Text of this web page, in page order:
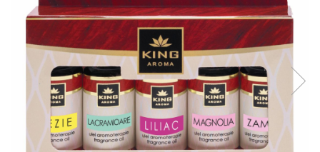
Accesorii și Difuzoare
Difuzoare Uleiuri Clasice
Suporți Conuri & bețe parfumate
Suporți Conuri Backflow
Profesionale
Flacoane & Recipiente
Cutii carton și soluții de expediere
Soluții Retail, B2B & Display
(Volume Mari)
Parfum pentru rufe (Bax/Vrac)
Uleiuri parfumate aromaterapie
(Pachete/Bax)